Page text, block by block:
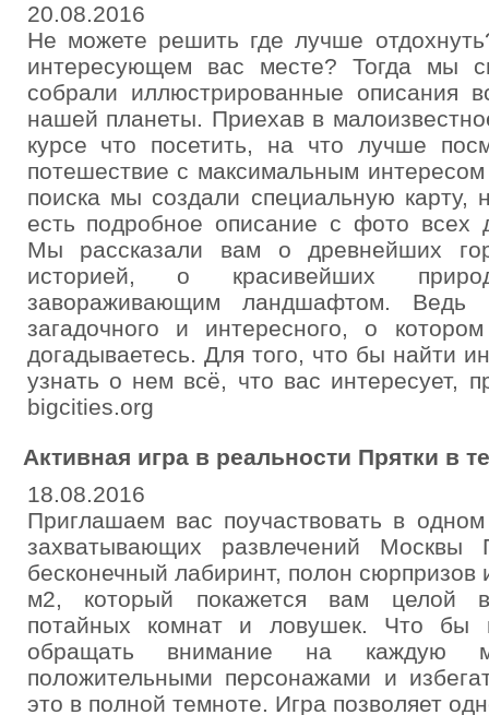
20.08.2016
Не можете решить где лучше
интересующем вас месте? Тогда мы
собрали иллюстрированные описания
нашей планеты. Приехав в
курсе что посетить, на что лучше
потешествие с максимальным
поиска мы создали специальную карту,
есть подробное описание с фото всех
Мы рассказали вам о древнейших
историей, о красивейших
завораживающим ландшафтом. Ведь
загадочного и интересного, о
догадываетесь. Для того, что бы найти
узнать о нем всё, что вас интересует,
bigcities.org
Активная игра в реальности Прятки в
18.08.2016
Приглашаем вас поучаствовать в
захватывающих развлечений
бесконечный лабиринт, полон сюрпризов
м2, который покажется вам целой
потайных комнат и ловушек. Что бы
обращать внимание на каждую
положительными персонажами и
это в полной темноте. Игра позволяет